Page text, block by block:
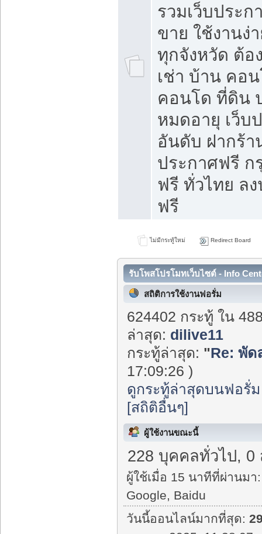
รวมเว็บประก
ขาย ใช้งานง่
ทุกจังหวัด ต้อ
เช่า บ้าน คอ
คอนโด ที่ดิน
หมดอายุ เว็บ
อันดับ ฝากร้า
ประกาศฟรี ก
ฟรี ทั่วไทย ล
ฟรี
ไม่มีกระทู้ใหม่ Redirect Board
รับโพสโปรโมทเว็บไซต์ - Info
สถิติการใช้งานฟอรั่ม
624402 กระทู้ ใน
ล่าสุด: dilive11
กระทู้ล่าสุด: "Re: พัด
17:09:26 )
ดูกระทู้ล่าสุดบนฟอรั่ม
[สถิติอื่นๆ]
ผู้ใช้งานขณะนี้
228 บุคคลทั่วไป, 0
ผู้ใช้เมื่อ 15 นาทีที่ผ่านมา:
Google, Baidu
วันนี้ออนไลน์มากที่สุด: